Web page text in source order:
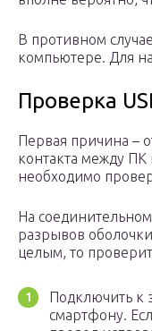
В противном
компьютере. Для
Проверка
Первая причина –
контакта между
необходимо
На
разрывов
целым, то
Подключить к
смартфону.